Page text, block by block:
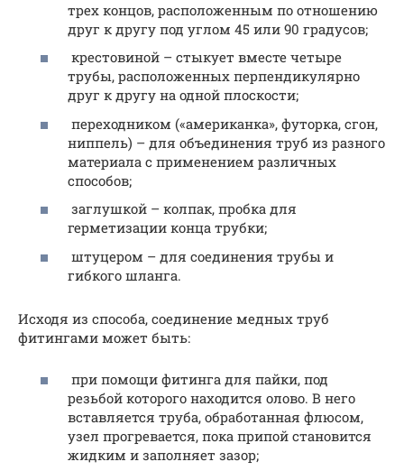
трех концов, расположенным по отношению
друг к другу под углом 45 или 90 градусов;
крестовиной – стыкует вместе четыре
трубы, расположенных перпендикулярно
друг к другу на одной плоскости;
переходником («американка», футорка, сгон,
ниппель) – для объединения труб из разного
материала с применением различных
способов;
заглушкой – колпак, пробка для
герметизации конца трубки;
штуцером – для соединения трубы и
гибкого шланга.
Исходя из способа, соединение медных труб
фитингами может быть:
при помощи фитинга для пайки, под
резьбой которого находится олово. В него
вставляется труба, обработанная флюсом,
узел прогревается, пока припой становится
жидким и заполняет зазор;